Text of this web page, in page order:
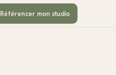
Référencer mon studio